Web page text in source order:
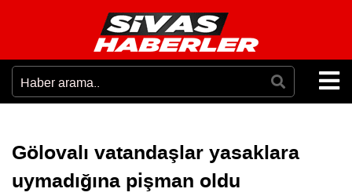
Gölovalı vatandaşlar yasaklara
uymadığına pişman oldu